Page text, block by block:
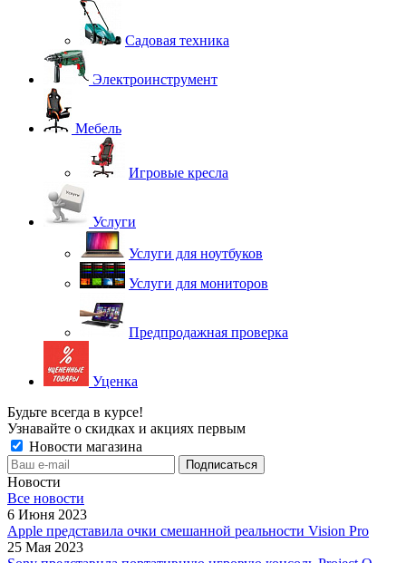
Садовая техника
Электроинструмент
Мебель
Игровые кресла
Услуги
Услуги для ноутбуков
Услуги для мониторов
Предпродажная проверка
Уценка
Будьте всегда в курсе!
Узнавайте о скидках и акциях первым
Новости магазина
Новости
Все новости
6 Июня 2023
Apple представила очки смешанной реальности Vision Pro
25 Мая 2023